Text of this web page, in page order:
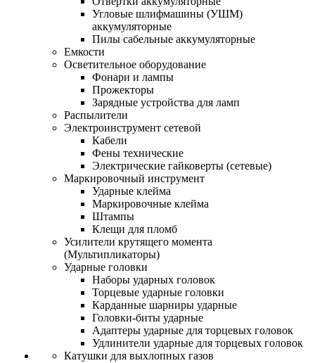
Угловые шлифмашины (УШМ)
аккумуляторные
Пилы сабельные аккумуляторные
Емкости
Осветительное оборудование
Фонари и лампы
Прожекторы
Зарядные устройства для ламп
Распылители
Электроинструмент сетевой
Кабели
Фены технические
Электрические гайковерты (сетевые)
Маркировочный инструмент
Ударные клейма
Маркировочные клейма
Штампы
Клещи для пломб
Усилители крутящего момента
(Мультипликаторы)
Ударные головки
Наборы ударных головок
Торцевые ударные головки
Карданные шарниры ударные
Головки-биты ударные
Адаптеры ударные для торцевых головок
Удлинители ударные для торцевых головок
Катушки для выхлопных газов